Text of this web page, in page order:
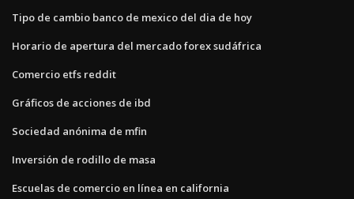
Tipo de cambio banco de mexico del dia de hoy
Horario de apertura del mercado forex sudáfrica
Comercio etfs reddit
Gráficos de acciones de ibd
Sociedad anónima de mfin
Inversión de rodillo de masa
Escuelas de comercio en línea en california